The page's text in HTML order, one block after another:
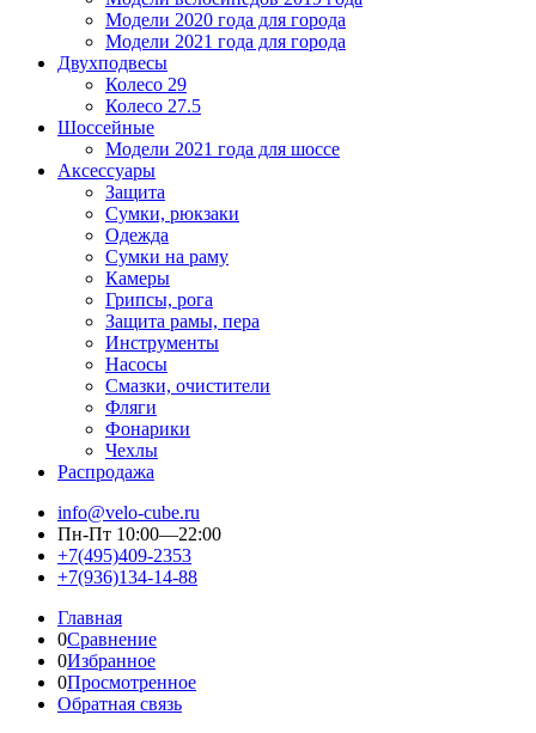
Модели 2020 года для города
Модели 2021 года для города
Двухподвесы
Колесо 29
Колесо 27.5
Шоссейные
Модели 2021 года для шоссе
Аксессуары
Защита
Сумки, рюкзаки
Одежда
Сумки на раму
Камеры
Грипсы, рога
Защита рамы, пера
Инструменты
Насосы
Смазки, очистители
Фляги
Фонарики
Чехлы
Распродажа
info@velo-cube.ru
Пн-Пт 10:00—22:00
+7(495)409-2353
+7(936)134-14-88
Главная
0Сравнение
0Избранное
0Просмотренное
Обратная связь